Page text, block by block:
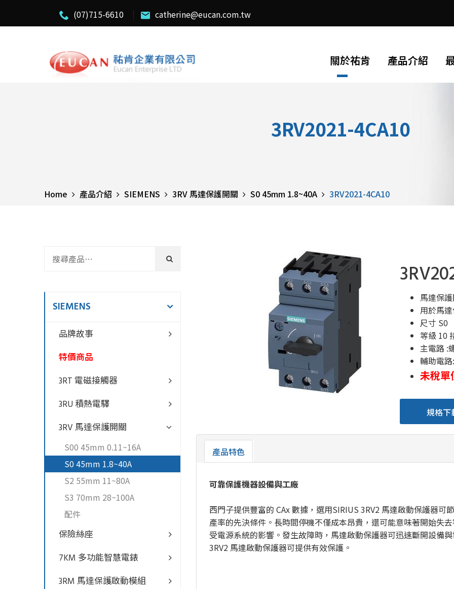
(07)715-6610 catherine@eucan.com.tw
關於祐肯 產品介紹
3RV2021-4CA10
Home 產品介紹 SIEMENS 3RV 馬達保護開關 S0 45mm 1.8~40A 3RV2021-4CA10
馬達保
用於馬
尺寸 S0
等級 10
主電路 :
輔助電
未稅
規格下
產品特色
可靠保護機器設備與工廠
西門子提供豐富的 CAx 數據，選用SIRIUS 3RV2 馬達啟動保護器
產率的先決條件。長時間停機不僅成本昂貴，還可能意味著開始失
受電源系統的影響。發生故障時，馬達啟動保護器可迅速斷開設備
3RV2 馬達啟動保護器可提供有效保護。
SIEMENS
品牌故事
特價商品
3RT 電磁接觸器
3RU 積熱電驛
3RV 馬達保護開關
S00 45mm 0.11~16A
S0 45mm 1.8~40A
S2 55mm 11~80A
S3 70mm 28~100A
配件
保險絲座
7KM 多功能智慧電錶
3RM 馬達保護啟動模組